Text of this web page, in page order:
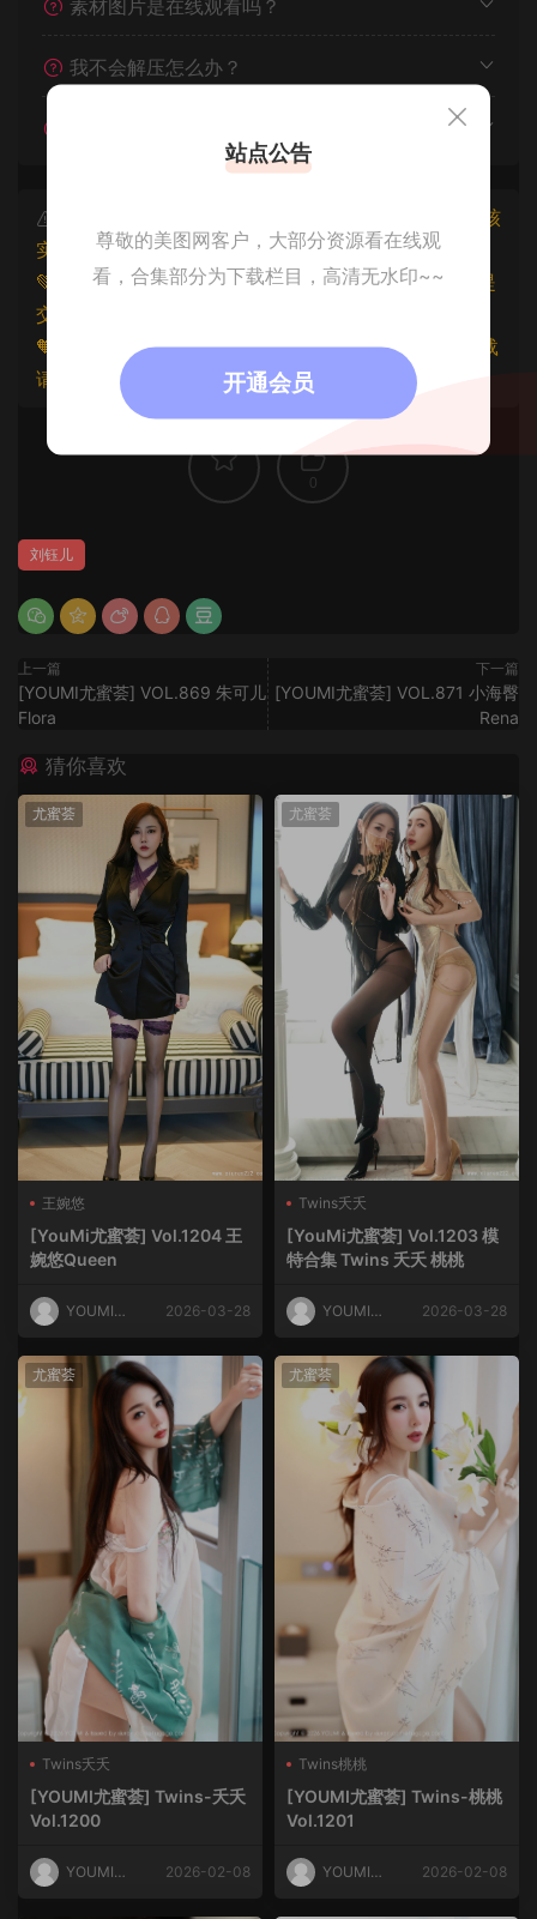
素材图片是在线观看吗？
我不会解压怎么办？
本文资源仅供个人参考学习，请勿批量搬运，一经核
实将封禁账号权限！
💚本文资源均来源网友分享，若侵犯了您的权益可以提
交工单处理。
🧡原文链接：https://www.znjfg.com/967.html
，转载
请注明出处。
0
刘钰儿
上一篇
[YOUMI尤蜜荟] VOL.869 朱可儿
Flora
下一篇
[YOUMI尤蜜荟] VOL.871 小海臀
Rena
猜你喜欢
尤蜜荟
王婉悠
[YouMi尤蜜荟] Vol.1204 王
婉悠Queen
YOUMI尤
2026-03-28
尤蜜荟
Twins夭夭
[YouMi尤蜜荟] Vol.1203 模
特合集 Twins 夭夭 桃桃
YOUMI尤
2026-03-28
尤蜜荟
Twins夭夭
[YOUMI尤蜜荟] Twins-夭夭
Vol.1200
YOUMI尤
2026-02-08
尤蜜荟
Twins桃桃
[YOUMI尤蜜荟] Twins-桃桃
Vol.1201
YOUMI尤
2026-02-08
站点公告
尊敬的美图网客户，大部分资源看在线观
看，合集部分为下载栏目，高清无水印~~
开通会员